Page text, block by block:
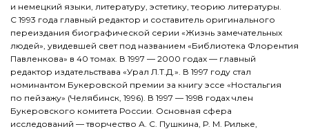
и немецкий языки, литературу, эстетику, теорию литературы.
С 1993 года главный редактор и составитель оригинального
переиздания биографической серии «Жизнь замечательных
людей», увидевшей свет под названием «Библиотека Флорентия
Павленкова» в 40 томах. В 1997 — 2000 годах — главный
редактор издательствава «Урал Л.Т.Д.». В 1997 году стал
номинантом Букеровской премии за книгу эссе «Ностальгия
по пейзажу» (Челябинск, 1996). В 1997 — 1998 годах член
Букеровского комитета России. Основная сфера
исследований — творчество А. С. Пушкина, Р. М. Рильке,